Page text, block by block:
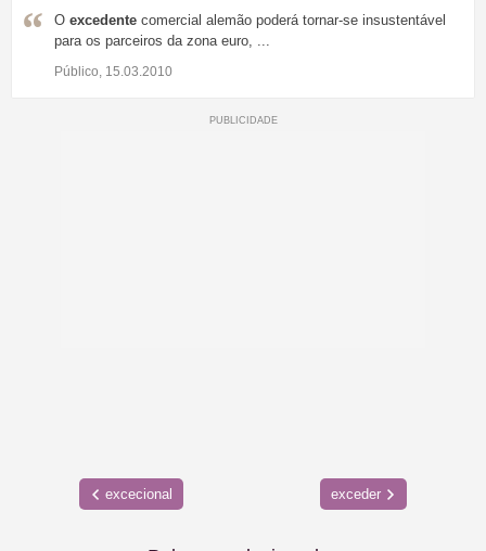
O excedente comercial alemão poderá tornar-se insustentável
para os parceiros da zona euro, ...
Público, 15.03.2010
excecional exceder